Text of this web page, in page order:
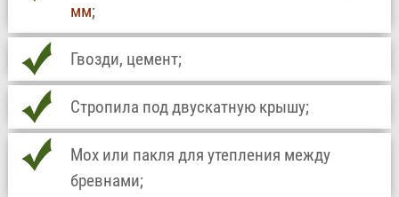
мм;
Гвозди, цемент;
Стропила под двускатную крышу;
Мох или пакля для утепления между
бревнами;